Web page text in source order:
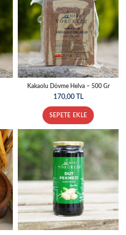
Kakaolu Dövme Helva – 500 Gr
170,00 TL
SEPETE EKLE